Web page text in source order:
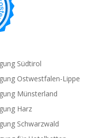
Südtirol
Ostwestfalen-Lippe
Münsterland
Harz
Schwarzwald